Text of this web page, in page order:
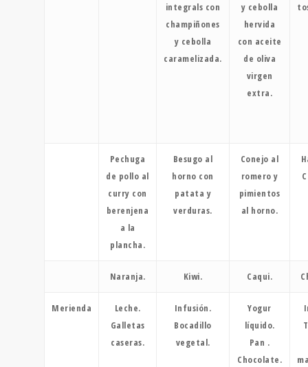
integrals con
champiñones
y cebolla
caramelizada.
y cebolla
hervida
con aceite
de oliva
virgen
extra.
Pechuga
de pollo al
curry con
berenjena
a la
plancha.
Besugo al
horno con
patata y
verduras.
Conejo al
romero y
pimientos
al horno.
Naranja. Kiwi. Caqui.
Merienda
Leche.
Galletas
caseras.
Infusión.
Bocadillo
vegetal.
Yogur
líquido.
Pan .
Chocolate.